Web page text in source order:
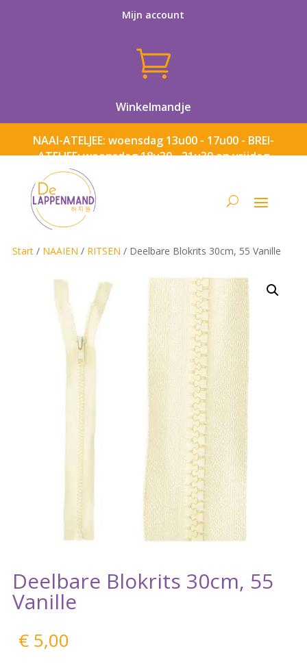
Mijn account

Winkelmandje
NAAI-ATELJEE: woensdag 13u00 - 17u00 - BREI-
ATELJEE: woensdag 18u30 - 21u30 en vrijdag
Start/ NAAIEN / RITSEN / Deelbare Blokrits 30cm, 55 Vanille
Deelbare Blokrits 30cm, 55
Vanille
€5,00